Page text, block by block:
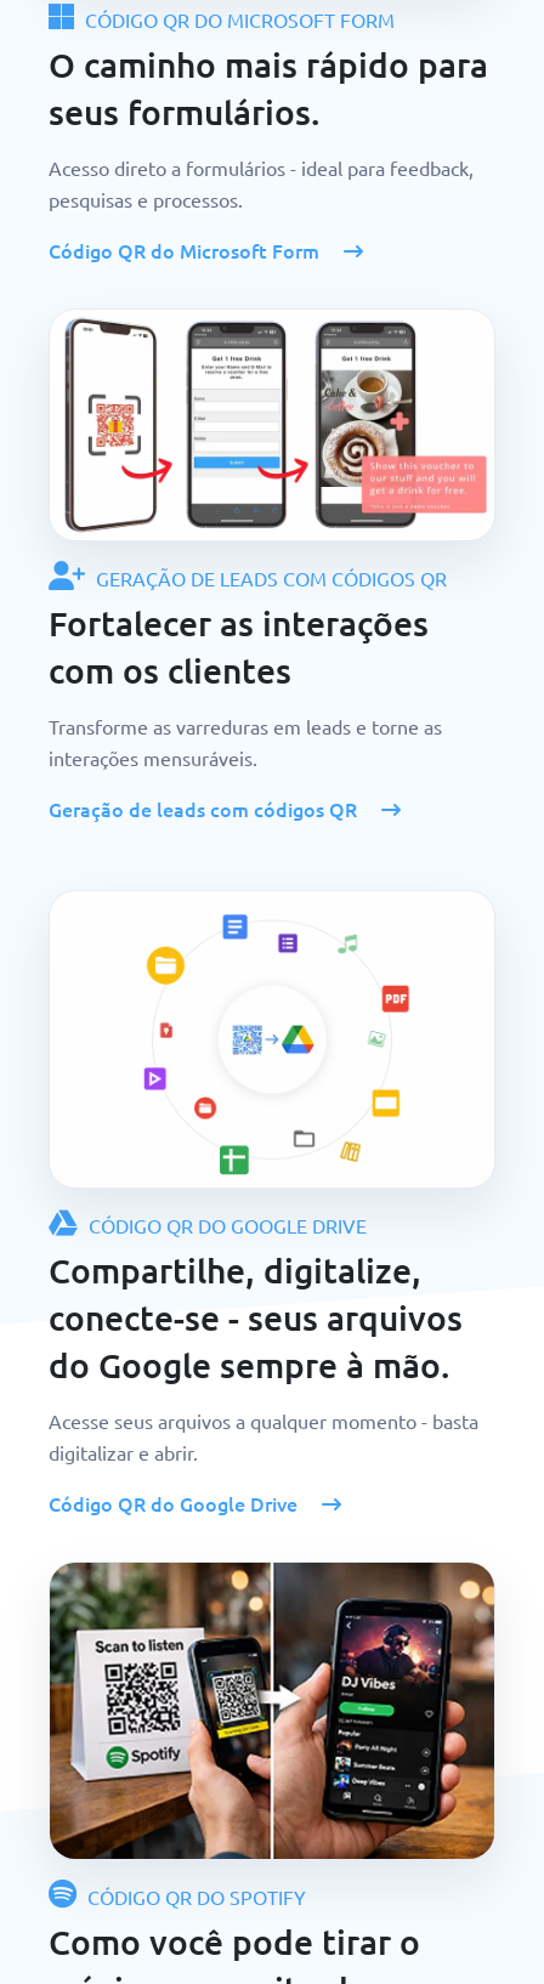
CÓDIGO QR DO MICROSOFT FORM
O caminho mais rápido para
seus formulários.
Acesso direto a formulários - ideal para feedback,
pesquisas e processos.
Código QR do Microsoft Form
GERAÇÃO DE LEADS COM CÓDIGOS QR
Fortalecer as interações
com os clientes
Transforme as varreduras em leads e torne as
interações mensuráveis.
Geração de leads com códigos QR
CÓDIGO QR DO GOOGLE DRIVE
Compartilhe, digitalize,
conecte-se - seus arquivos
do Google sempre à mão.
Acesse seus arquivos a qualquer momento - basta
digitalizar e abrir.
Código QR do Google Drive
CÓDIGO QR DO SPOTIFY
Como você pode tirar o